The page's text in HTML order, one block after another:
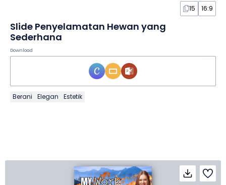
15 16:9
Slide Penyelamatan Hewan yang
Sederhana
Download
Berani Elegan Estetik